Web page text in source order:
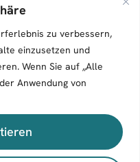
zu verbessern,
einzusetzen und
Wenn Sie auf „Alle
Anwendung von
Reserved.